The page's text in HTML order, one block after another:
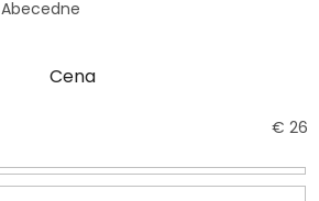
Abecedne
Cena
€ 26